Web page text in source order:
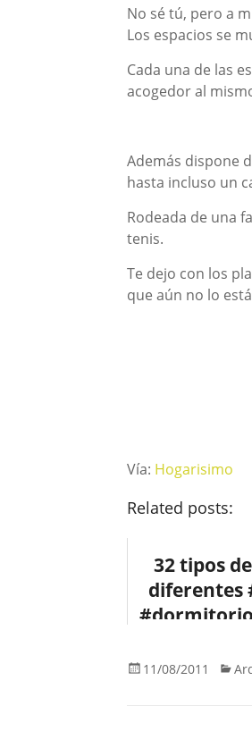
No sé tú, pero a
Los espacios se
Cada una de las
acogedor al
Además dispone
hasta incluso un
Rodeada de una
tenis.
Te dejo con los
que aún no lo
Vía: Hogarisimo
Related posts:
32 tipos
diferentes
11/08/2011